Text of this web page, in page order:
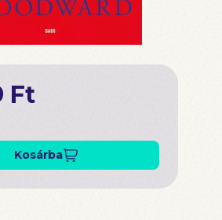
Ft
Kosárba